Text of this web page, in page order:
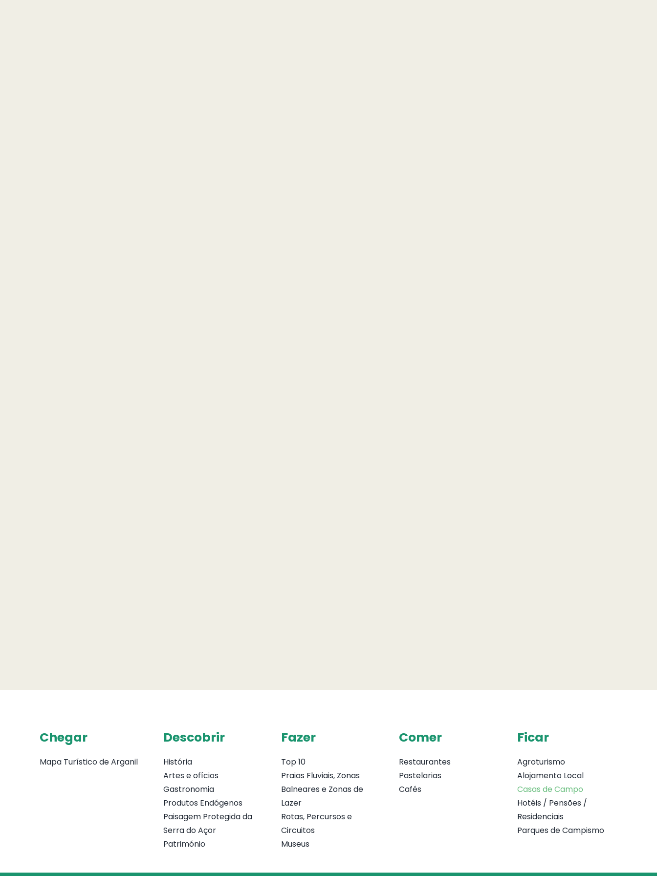
Chegar
Mapa Turístico de Arganil
Descobrir
História
Artes e ofícios
Gastronomia
Produtos Endógenos
Paisagem Protegida da
Serra do Açor
Património
Fazer
Top 10
Praias Fluviais, Zonas
Balneares e Zonas de
Lazer
Rotas, Percursos e
Circuitos
Museus
Comer
Restaurantes
Pastelarias
Cafés
Ficar
Agroturismo
Alojamento Local
Casas de Campo
Hotéis / Pensões /
Residenciais
Parques de Campismo